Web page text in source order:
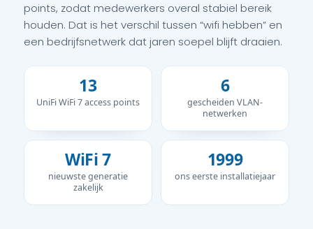
points, zodat medewerkers overal stabiel bereik
houden. Dat is het verschil tussen “wifi hebben” en
een bedrijfsnetwerk dat jaren soepel blijft draaien.
13
UniFi WiFi 7 access points
6
gescheiden VLAN-
netwerken
WiFi 7
nieuwste generatie
zakelijk
1999
ons eerste installatiejaar